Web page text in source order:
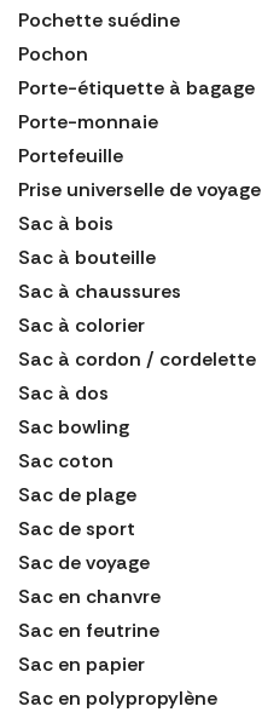
Pochette suédine
Pochon
Porte-étiquette à bagage
Porte-monnaie
Portefeuille
Prise universelle de voyage
Sac à bois
Sac à bouteille
Sac à chaussures
Sac à colorier
Sac à cordon / cordelette
Sac à dos
Sac bowling
Sac coton
Sac de plage
Sac de sport
Sac de voyage
Sac en chanvre
Sac en feutrine
Sac en papier
Sac en polypropylène